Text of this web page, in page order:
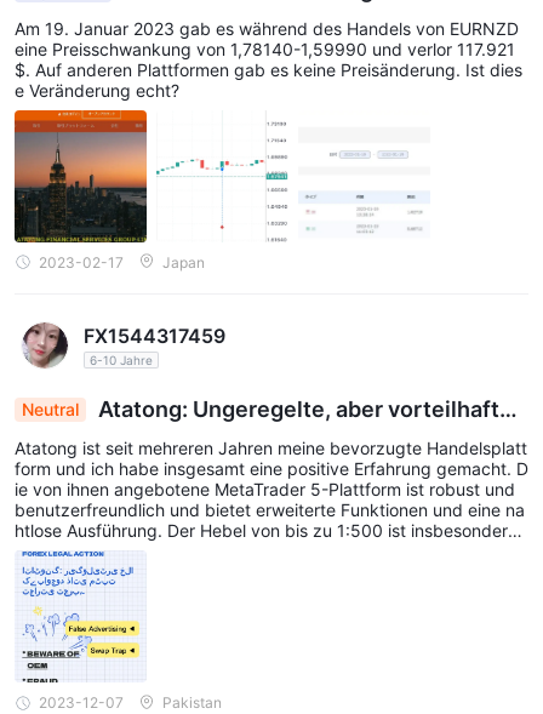
Am 19. Januar 2023 gab es während des Handels von EURNZD
eine Preisschwankung von 1,78140-1,59990 und verlor 117.921
$. Auf anderen Plattformen gab es keine Preisänderung. Ist dies
e Veränderung echt?
2023-02-17 Japan
FX1544317459
6-10 Jahre
Neutral
Atatong: Ungeregelte, aber vorteilhafte
Handelserfahrung mit MT5
Atatong ist seit mehreren Jahren meine bevorzugte Handelsplatt
form und ich habe insgesamt eine positive Erfahrung gemacht. D
ie von ihnen angebotene MetaTrader 5-Plattform ist robust und
benutzerfreundlich und bietet erweiterte Funktionen und eine na
htlose Ausführung. Der Hebel von bis zu 1:500 ist insbesondere f
ür den Devisenhandel ein großer Vorteil. Die wettbewerbsfähige
n Spreads ab 0,0 Pips haben mir geholfen, die Handelskosten z
u minimieren. Ich schätze die Flexibilität des Handels auf verschi
edenen Geräten, einschließlich Desktop-Computern und Mobilge
räten (iOS und Android), und stelle sicher, dass ich meine Gesch
äfte jederzeit und überall verwalten kann. Obwohl die mangelnd
e Regulierung Anlass zur Sorge gibt, war meine persönliche Erfa
hrung zufriedenstellend.
2023-12-07 Pakistan